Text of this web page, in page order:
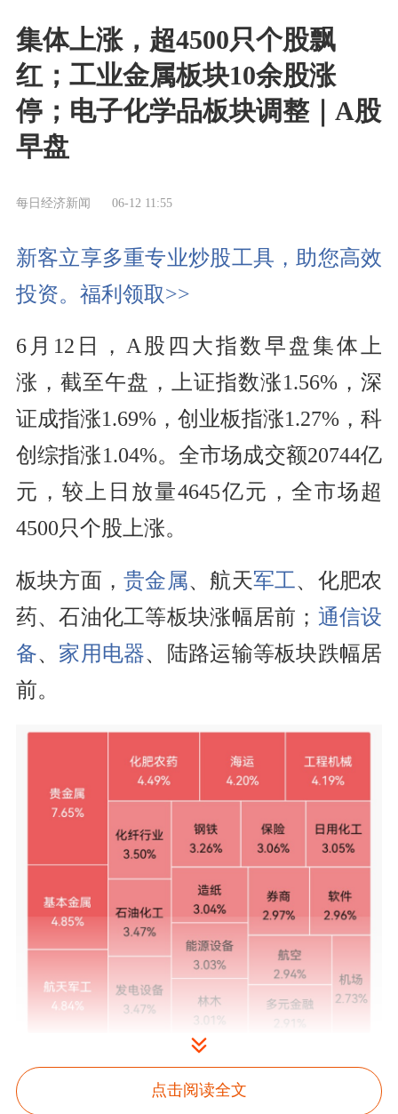
集体上涨，超4500只个股飘
红；工业金属板块10余股涨
停；电子化学品板块调整｜A股
早盘
每日经济新闻 06-12 11:55
新客立享多重专业炒股工具，助您高效
投资。福利领取>>
6月12日，A股四大指数早盘集体上
涨，截至午盘，上证指数涨1.56%，深
证成指涨1.69%，创业板指涨1.27%，科
创综指涨1.04%。全市场成交额20744亿
元，较上日放量4645亿元，全市场超
4500只个股上涨。
板块方面，贵金属、航天军工、化肥农
药、石油化工等板块涨幅居前； 通信设
备、 家用电器、陆路运输等板块跌幅居
前。
点击阅读全文